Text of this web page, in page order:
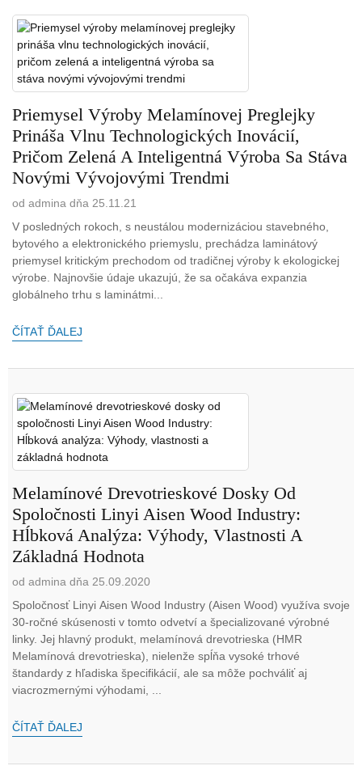
Priemysel Výroby Melamínovej Preglejky
Prináša Vlnu Technologických Inovácií,
Pričom Zelená A Inteligentná Výroba Sa Stáva
Novými Vývojovými Trendmi
od admina dňa 25.11.21
V posledných rokoch, s neustálou modernizáciou stavebného, ​​
bytového a elektronického priemyslu, prechádza laminátový
priemysel kritickým prechodom od tradičnej výroby k ekologickej
výrobe. Najnovšie údaje ukazujú, že sa očakáva expanzia
globálneho trhu s laminátmi...
ČÍTAŤ ĎALEJ
Melamínové Drevotrieskové Dosky Od
Spoločnosti Linyi Aisen Wood Industry:
Hĺbková Analýza: Výhody, Vlastnosti A
Základná Hodnota
od admina dňa 25.09.2020
Spoločnosť Linyi Aisen Wood Industry (Aisen Wood) využíva svoje
30-ročné skúsenosti v tomto odvetví a špecializované výrobné
linky. Jej hlavný produkt, melamínová drevotrieska (HMR
Melamínová drevotrieska), nielenže spĺňa vysoké trhové
štandardy z hľadiska špecifikácií, ale sa môže pochváliť aj
viacrozmernými výhodami, ...
ČÍTAŤ ĎALEJ